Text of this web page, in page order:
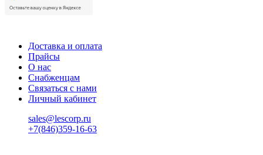
Доставка и оплата
Прайсы
О нас
Снабженцам
Связаться с нами
Личный кабинет
sales@lescorp.ru
+7(846)359-16-63